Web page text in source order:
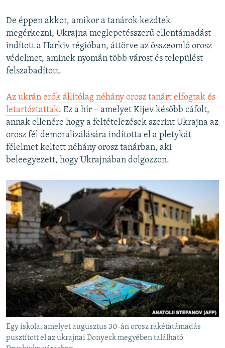
De éppen akkor, amikor a tanárok kezdtek
megérkezni, Ukrajna meglepetésszerű ellentámadást
indított a Harkiv régióban, áttörve az összeomló orosz
védelmet, aminek nyomán több várost és települést
felszabadított.
Az ukrán erők állítólag néhány orosz tanárt elfogtak és
letartóztattak. Ez a hír – amelyet Kijev később cáfolt,
annak ellenére hogy a feltételezések szerint Ukrajna az
orosz fél demoralizálására indította el a pletykát –
félelmet keltett néhány orosz tanárban, aki
beleegyezett, hogy Ukrajnában dolgozzon.
Egy iskola, amelyet augusztus 30-án orosz rakétatámadás
pusztított el az ukrajnai Donyeck megyében található